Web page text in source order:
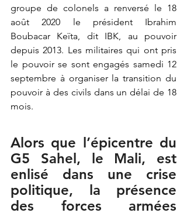
groupe de colonels a renversé le 18
août 2020 le président Ibrahim
Boubacar Keïta, dit IBK, au pouvoir
depuis 2013. Les militaires qui ont pris
le pouvoir se sont engagés samedi 12
septembre à organiser la transition du
pouvoir à des civils dans un délai de 18
mois.
Alors que l’épicentre du
G5 Sahel, le Mali, est
enlisé dans une crise
politique, la présence
des forces armées